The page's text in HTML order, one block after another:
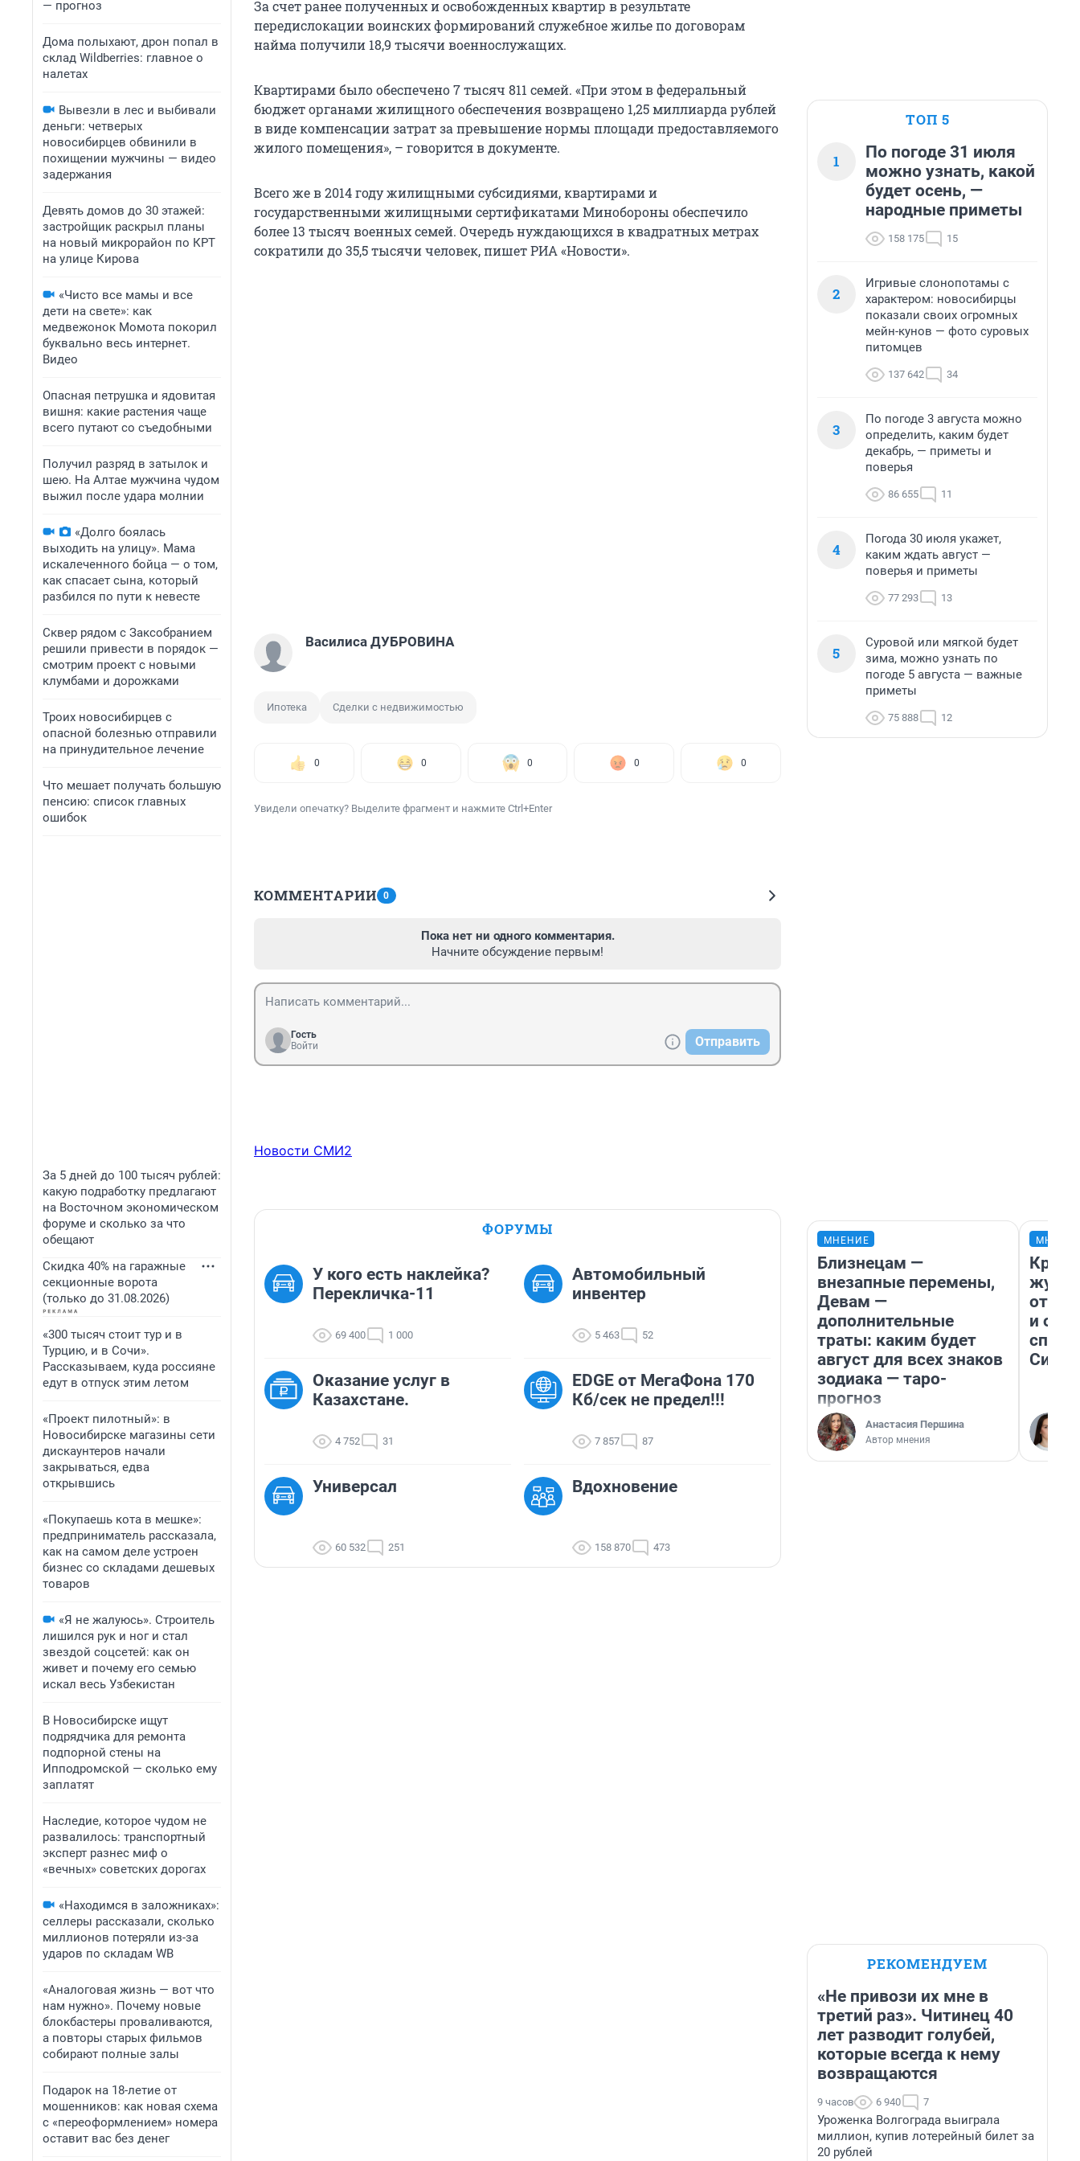
— прогноз
Дома полыхают, дрон попал в
склад Wildberries: главное о
налетах
Вывезли в лес и выбивали
деньги: четверых
новосибирцев обвинили в
похищении мужчины — видео
задержания
Девять домов до 30 этажей:
застройщик раскрыл планы
на новый микрорайон по КРТ
на улице Кирова
«Чисто все мамы и все
дети на свете»: как
медвежонок Момота покорил
буквально весь интернет.
Видео
Опасная петрушка и ядовитая
вишня: какие растения чаще
всего путают со съедобными
Получил разряд в затылок и
шею. На Алтае мужчина чудом
выжил после удара молнии
«Долго боялась
выходить на улицу». Мама
искалеченного бойца — о том,
как спасает сына, который
разбился по пути к невесте
Сквер рядом с Заксобранием
решили привести в порядок —
смотрим проект с новыми
клумбами и дорожками
Троих новосибирцев с
опасной болезнью отправили
на принудительное лечение
Что мешает получать большую
пенсию: список главных
ошибок
За 5 дней до 100 тысяч рублей:
какую подработку предлагают
на Восточном экономическом
форуме и сколько за что
обещают
Скидка 40% на гаражные
секционные ворота
(только до 31.08.2026)
«300 тысяч стоит тур и в
Турцию, и в Сочи».
Рассказываем, куда россияне
едут в отпуск этим летом
«Проект пилотный»: в
Новосибирске магазины сети
дискаунтеров начали
закрываться, едва
открывшись
«Покупаешь кота в мешке»:
предприниматель рассказала,
как на самом деле устроен
бизнес со складами дешевых
товаров
«Я не жалуюсь». Строитель
лишился рук и ног и стал
звездой соцсетей: как он
живет и почему его семью
искал весь Узбекистан
В Новосибирске ищут
подрядчика для ремонта
подпорной стены на
Ипподромской — сколько ему
заплатят
Наследие, которое чудом не
развалилось: транспортный
эксперт разнес миф о
«вечных» советских дорогах
«Находимся в заложниках»:
селлеры рассказали, сколько
миллионов потеряли из-за
ударов по складам WB
«Аналоговая жизнь — вот что
нам нужно». Почему новые
блокбастеры проваливаются,
а повторы старых фильмов
собирают полные залы
Подарок на 18-летие от
мошенников: как новая схема
с «переоформлением» номера
оставит вас без денег
За счет ранее полученных и освобожденных квартир в результате
передислокации воинских формирований служебное жилье по договорам
найма получили 18,9 тысячи военнослужащих.
Квартирами было обеспечено 7 тысяч 811 семей. «При этом в федеральный
бюджет органами жилищного обеспечения возвращено 1,25 миллиарда рублей
в виде компенсации затрат за превышение нормы площади предоставляемого
жилого помещения», – говорится в документе.
Всего же в 2014 году жилищными субсидиями, квартирами и
государственными жилищными сертификатами Минобороны обеспечило
более 13 тысяч военных семей. Очередь нуждающихся в квадратных метрах
сократили до 35,5 тысячи человек, пишет РИА «Новости».
Василиса ДУБРОВИНА
Ипотека Сделки с недвижимостью
0 0 0 0 0
Увидели опечатку? Выделите фрагмент и нажмите Ctrl+Enter
КОММЕНТАРИИ 0
Пока нет ни одного комментария.
Начните обсуждение первым!
Гость
Войти
Отправить
Новости СМИ2
ФОРУМЫ
У кого есть наклейка?
Перекличка-11
69 400 1 000
Автомобильный
инвентер
5 463 52
Оказание услуг в
Казахстане.
4 752 31
EDGE от МегаФона 170
Кб/сек не предел!!!
7 857 87
Универсал
60 532 251
Вдохновение
158 870 473
ТОП 5
1
По погоде 31 июля
можно узнать, какой
будет осень, —
народные приметы
158 175 15
2
Игривые слонопотамы с
характером: новосибирцы
показали своих огромных
мейн-кунов — фото суровых
питомцев
137 642 34
3
По погоде 3 августа можно
определить, каким будет
декабрь, — приметы и
поверья
86 655 11
4
Погода 30 июля укажет,
каким ждать август —
поверья и приметы
77 293 13
5
Суровой или мягкой будет
зима, можно узнать по
погоде 5 августа — важные
приметы
75 888 12
МНЕНИЕ
Близнецам —
внезапные перемены,
Девам —
дополнительные
траты: каким будет
август для всех знаков
зодиака — таро-
прогноз
Анастасия Першина
Автор мнения
и
РЕКОМЕНДУЕМ
«Не привози их мне в
третий раз». Читинец 40
лет разводит голубей,
которые всегда к нему
возвращаются
9 часов 6 940 7
Уроженка Волгограда выиграла
миллион, купив лотерейный билет за
20 рублей